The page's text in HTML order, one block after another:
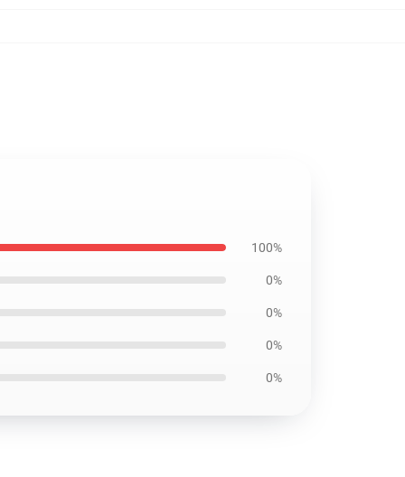
100%
0%
0%
0%
0%